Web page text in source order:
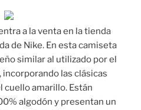
a la venta en la tienda
de Nike. En esta camiseta
similar al utilizado por el
las clásicas
cuello amarillo. Están
algodón y presentan un